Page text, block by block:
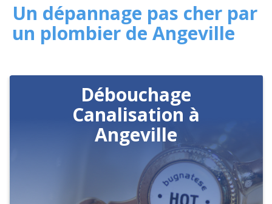
Un dépannage pas cher par
un plombier de Angeville
Débouchage
Canalisation à
Angeville